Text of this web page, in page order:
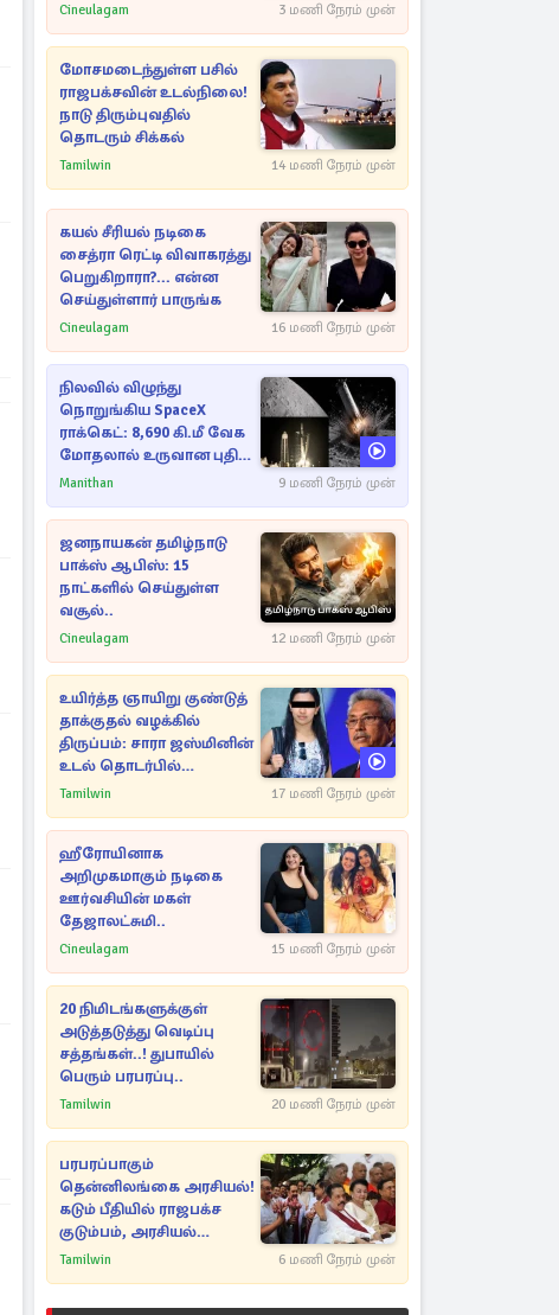
Cineulagam 3 மணி நேரம் முன்
மோசமடைந்துள்ள பசில்
ராஜபக்சவின் உடல்நிலை!
நாடு திரும்புவதில்
தொடரும் சிக்கல்
Tamilwin 14 மணி நேரம் முன்
கயல் சீரியல் நடிகை
சைத்ரா ரெட்டி விவாகரத்து
பெறுகிறாரா?... என்ன
செய்துள்ளார் பாருங்க
Cineulagam 16 மணி நேரம் முன்
நிலவில் விழுந்து
நொறுங்கிய SpaceX
ராக்கெட்: 8,690 கி.மீ வேக
மோதலால் உருவான புதிய
பள்ளம்!
Manithan 9 மணி நேரம் முன்
ஜனநாயகன் தமிழ்நாடு
பாக்ஸ் ஆபிஸ்: 15
நாட்களில் செய்துள்ள
வசூல்..
Cineulagam 12 மணி நேரம் முன்
உயிர்த்த ஞாயிறு குண்டுத்
தாக்குதல் வழக்கில்
திருப்பம்: சாரா ஜஸ்மினின்
உடல் தொடர்பில்
நீதிமன்றத்தில் வெளியான
Tamilwin 17 மணி நேரம் முன்
ஹீரோயினாக
அறிமுகமாகும் நடிகை
ஊர்வசியின் மகள்
தேஜாலட்சுமி..
Cineulagam 15 மணி நேரம் முன்
20 நிமிடங்களுக்குள்
அடுத்தடுத்து வெடிப்பு
சத்தங்கள்..! துபாயில்
பெரும் பரபரப்பு..
Tamilwin 20 மணி நேரம் முன்
பரபரப்பாகும்
தென்னிலங்கை அரசியல்!
கடும் பீதியில் ராஜபக்ச
குடும்பம், அரசியல்
நட்புகள்
Tamilwin 6 மணி நேரம் முன்